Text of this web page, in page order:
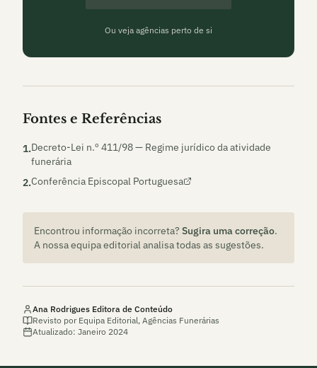
Ou veja agências perto de si
Fontes e Referências
1.Decreto-Lei n.º 411/98 — Regime jurídico da atividade
funerária
2.Conferência Episcopal Portuguesa
Encontrou informação incorreta? Sugira uma correção.
A nossa equipa editorial analisa todas as sugestões.
Ana Rodrigues Editora de Conteúdo
Revisto por Equipa Editorial, Agências Funerárias
Atualizado: Janeiro 2024